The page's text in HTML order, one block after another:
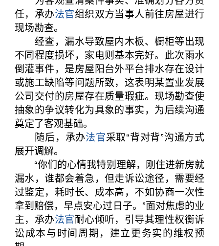
任，承办法官组织双方当事人前往房屋进行
现场勘查。
经查，漏水导致屋内木板、橱柜等出现
不同程度损坏，家电则基本完好。此次雨水
倒灌事件，是房屋阳台外平台排水存在设计
或施工缺陷等问题所致，这表明某置业发展
公司交付的房屋存在质量瑕疵。现场勘查使
抽象的争议转化为具象的事实，为后续沟通
奠定了客观基础。
随后，承办法官采取“背对背”沟通方式
展开调解。
“你们的心情我特别理解，刚住进新房就
漏水，谁都会着急，但走诉讼途径，需要经
过鉴定，耗时长、成本高，不如协商一次性
拿到赔偿，早点安心过日子。”面对焦虑的业
主，承办法官耐心倾听，引导其理性权衡诉
讼成本与时间周期，建立更务实的维权预